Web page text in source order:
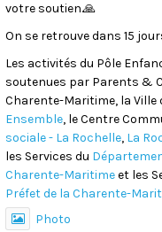
votre soutien.🙏
On se retrouve dans 15
Les activités du Pôle
soutenues par Parents &
Charente-Maritime, la Ville
Ensemble, le Centre
sociale - La Rochelle, La
les Services du
Charente-Maritimeet les
Préfet de la Charente-
Photo